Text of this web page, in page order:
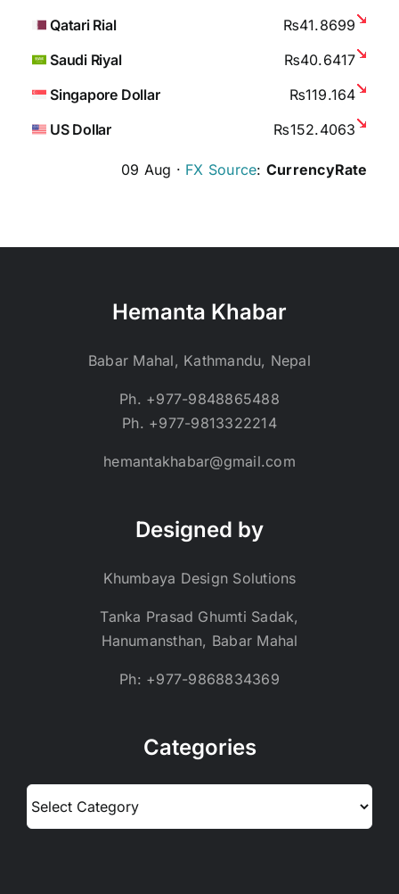
Qatari Rial
₨41.8699
Saudi Riyal
₨40.6417
Singapore Dollar
₨119.164
US Dollar
₨152.4063
09 Aug · FX Source: CurrencyRate
Hemanta Khabar
Babar Mahal, Kathmandu, Nepal
Ph. +977-9848865488
Ph. +977-9813322214
hemantakhabar@gmail.com
Designed by
Khumbaya Design Solutions
Tanka Prasad Ghumti Sadak,
Hanumansthan, Babar Mahal
Ph: +977-9868834369
Categories